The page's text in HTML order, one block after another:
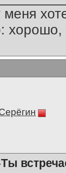
меня